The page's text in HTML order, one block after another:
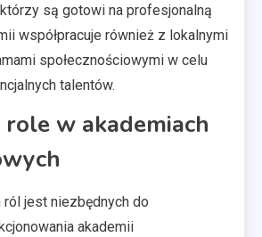
są gotowi na profesjonalną
współpracuje również z lokalnymi
społecznościowymi w celu
talentów.
w akademiach
ról jest niezbędnych do
akademii